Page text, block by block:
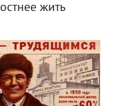
жить